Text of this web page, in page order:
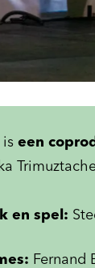
is een
en spel:
Fernand